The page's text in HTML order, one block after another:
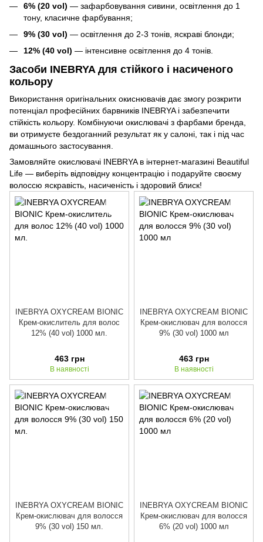
6% (20 vol) — зафарбовування сивини, освітлення до 1
тону, класичне фарбування;
9% (30 vol) — освітлення до 2-3 тонів, яскраві блонди;
12% (40 vol) — інтенсивне освітлення до 4 тонів.
Засоби INEBRYA для стійкого і насиченого
кольору
Використання оригінальних окиснювачів дає змогу розкрити
потенціал професійних барвників INEBRYA і забезпечити
стійкість кольору. Комбінуючи окислювачі з фарбами бренда,
ви отримуєте бездоганний результат як у салоні, так і під час
домашнього застосування.
Замовляйте окислювачі INEBRYA в інтернет-магазині Beautiful
Life — виберіть відповідну концентрацію і подаруйте своєму
волоссю яскравість, насиченість і здоровий блиск!
INEBRYA OXYCREAM BIONIC
Крем-окислитель для волос
12% (40 vol) 1000 мл.
463 грн
В наявності
INEBRYA OXYCREAM BIONIC
Крем-окислювач для волосся
9% (30 vol) 1000 мл
463 грн
В наявності
INEBRYA OXYCREAM BIONIC
Крем-окислювач для волосся
9% (30 vol) 150 мл.
INEBRYA OXYCREAM BIONIC
Крем-окислювач для волосся
6% (20 vol) 1000 мл